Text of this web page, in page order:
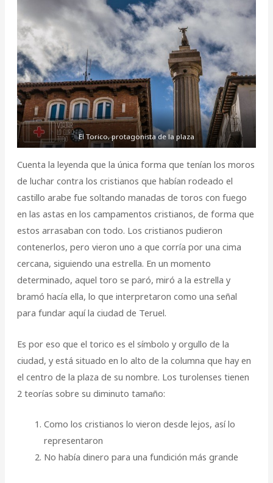
El Torico, protagonista de la plaza
Cuenta la leyenda que la única forma que tenían los moros
de luchar contra los cristianos que habían rodeado el
castillo arabe fue soltando manadas de toros con fuego
en las astas en los campamentos cristianos, de forma que
estos arrasaban con todo. Los cristianos pudieron
contenerlos, pero vieron uno a que corría por una cima
cercana, siguiendo una estrella. En un momento
determinado, aquel toro se paró, miró a la estrella y
bramó hacía ella, lo que interpretaron como una señal
para fundar aquí la ciudad de Teruel.
Es por eso que el torico es el símbolo y orgullo de la
ciudad, y está situado en lo alto de la columna que hay en
el centro de la plaza de su nombre. Los turolenses tienen
2 teorías sobre su diminuto tamaño:
Como los cristianos lo vieron desde lejos, así lo
representaron
No había dinero para una fundición más grande